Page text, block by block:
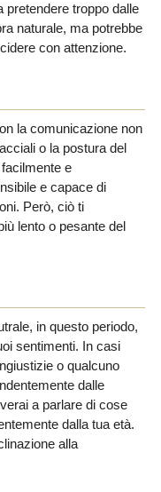
pretendere troppo dalle
naturale, ma potrebbe
con attenzione.
la comunicazione non
o la postura del
e
e capace di
Però, ciò ti
lento o pesante del
in questo periodo,
sentimenti. In casi
o qualcuno
dalle
a parlare di cose
dalla tua età.
alla